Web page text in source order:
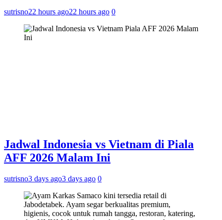
sutrisno22 hours ago22 hours ago 0
Jadwal Indonesia vs Vietnam di Piala
AFF 2026 Malam Ini
sutrisno3 days ago3 days ago 0